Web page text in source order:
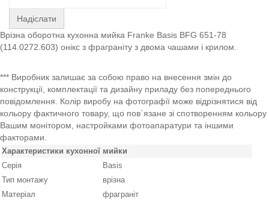
Надіслати
Врізна оборотна кухонна мийка Franke Basis BFG 651-78
(114.0272.603) онікс з фраграніту з двома чашами і крилом.
*** Виробник залишає за собою право на внесення змін до
конструкції, комплектації та дизайну приладу без попереднього
повідомлення. Колір виробу на фотографії може відрізнятися від
кольору фактичного товару, що пов`язане зі спотворенням кольору
Вашим монітором, настройками фотоапаратури та іншими
факторами.
Характеристики кухонної мийки
Серія
Basis
Тип монтажу
врізна
Матеріал
фраграніт